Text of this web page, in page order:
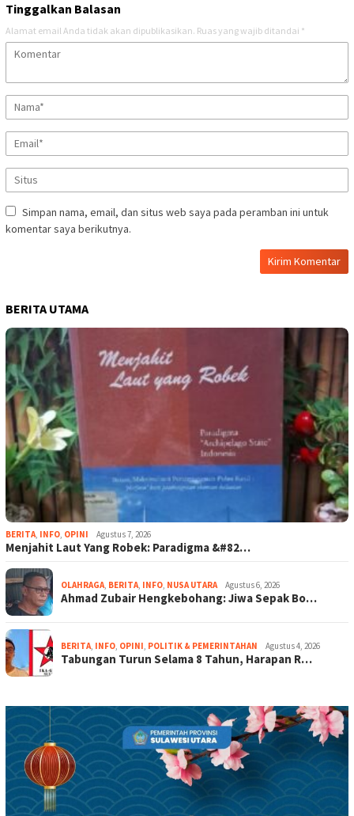
Tinggalkan Balasan
Alamat email Anda tidak akan dipublikasikan. Ruas yang wajib ditandai *
Simpan nama, email, dan situs web saya pada peramban ini untuk
komentar saya berikutnya.
BERITA UTAMA
BERITA, INFO, OPINI Agustus 7, 2026
Menjahit Laut Yang Robek: Paradigma &#82…
OLAHRAGA, BERITA, INFO, NUSA UTARA Agustus 6, 2026
Ahmad Zubair Hengkebohang: Jiwa Sepak Bo…
BERITA, INFO, OPINI, POLITIK & PEMERINTAHAN Agustus 4, 2026
Tabungan Turun Selama 8 Tahun, Harapan R…